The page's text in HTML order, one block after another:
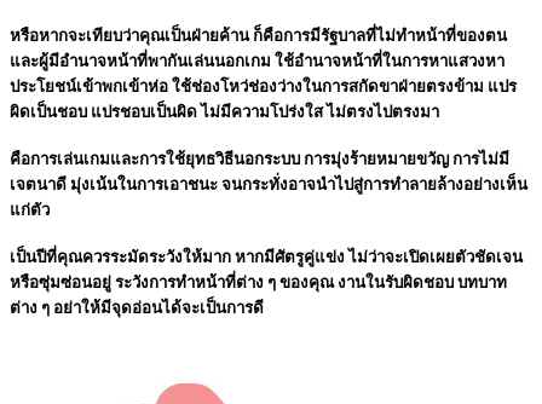
หรือหากจะเทียบว่าคุณเป็นฝ่ายค้าน ก็คือการมีรัฐบาลที่ไม่ทำหน้าที่ของตน
และผู้มีอำนาจหน้าที่พากันเล่นนอกเกม ใช้อำนาจหน้าที่ในการหาแสวงหา
ประโยชน์เข้าพกเข้าห่อ ใช้ช่องโหว่ช่องว่างในการสกัดขาฝ่ายตรงข้าม แปร
ผิดเป็นชอบ แปรชอบเป็นผิด ไม่มีความโปร่งใส ไม่ตรงไปตรงมา
คือการเล่นเกมและการใช้ยุทธวิธีนอกระบบ การมุ่งร้ายหมายขวัญ การไม่มี
เจตนาดี มุ่งเน้นในการเอาชนะ จนกระทั่งอาจนำไปสู่การทำลายล้างอย่างเห็น
แก่ตัว
เป็นปีที่คุณควรระมัดระวังให้มาก หากมีศัตรูคู่แข่ง ไม่ว่าจะเปิดเผยตัวชัดเจน
หรือซุ่มซ่อนอยู่ ระวังการทำหน้าที่ต่าง ๆ ของคุณ งานในรับผิดชอบ บทบาท
ต่าง ๆ อย่าให้มีจุดอ่อนได้จะเป็นการดี